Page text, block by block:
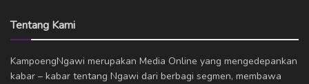
Tentang Kami
KampoengNgawi merupakan Media Online yang mengedepankan
kabar – kabar tentang Ngawi dari berbagi segmen, membawa